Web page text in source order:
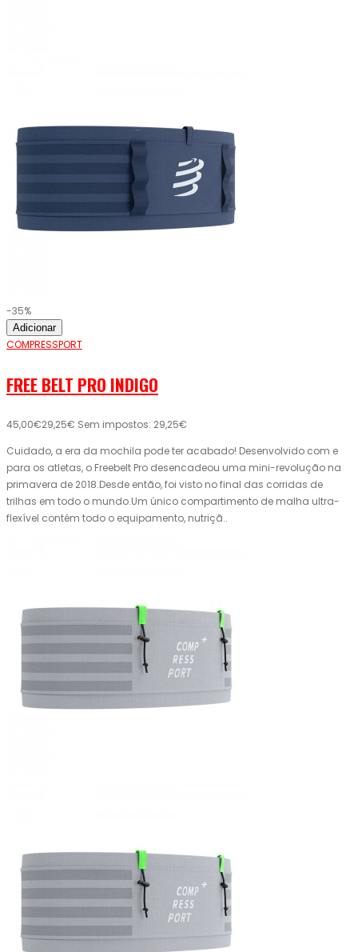
-35%
Adicionar
COMPRESSPORT
FREE BELT PRO INDIGO
45,00€29,25€ Sem impostos: 29,25€
Cuidado, a era da mochila pode ter acabado! Desenvolvido com e
para os atletas, o Freebelt Pro desencadeou uma mini-revolução na
primavera de 2018.Desde então, foi visto no final das corridas de
trilhas em todo o mundo.Um único compartimento de malha ultra-
flexível contém todo o equipamento, nutriçã..